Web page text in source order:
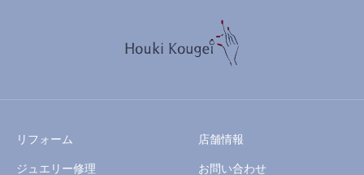
リフォーム
ジュエリー修理
店舗情報
お問い合わせ